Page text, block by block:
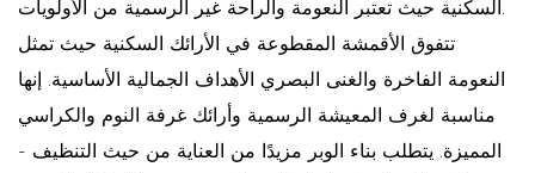
تتفوق الأقمشة المقطوعة في الأرائك السكنية حيث تمثل
النعومة الفاخرة والغنى البصري الأهداف الجمالية الأساسية. إنها
مناسبة لغرف المعيشة الرسمية وأرائك غرفة النوم والكراسي
المميزة. يتطلب بناء الوبر مزيدًا من العناية من حيث التنظيف -